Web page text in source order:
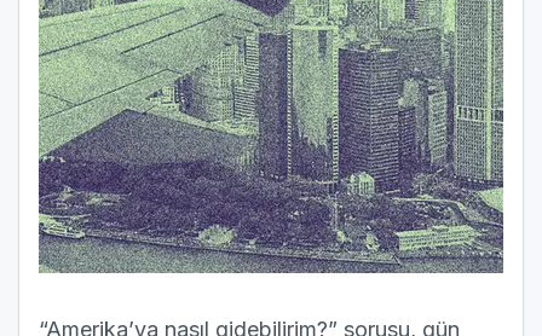
“Amerika’ya nasıl gidebilirim?” sorusu, gün